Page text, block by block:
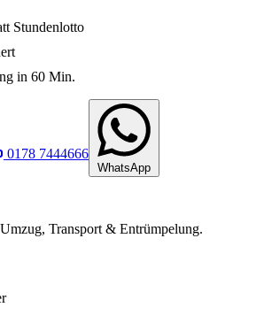
Stundenlotto
in 60 Min.
0178 7444666
WhatsApp
Transport & Entrümpelung.